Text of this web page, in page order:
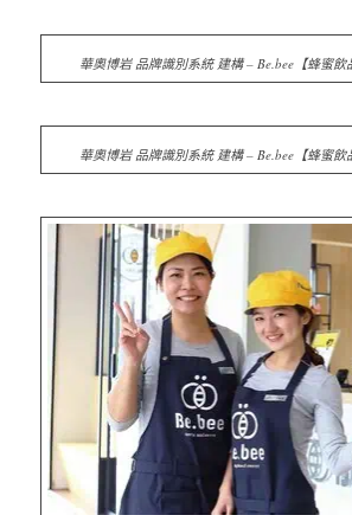
華奧博岩 品牌識別系統 建構 – Be.bee【蜂蜜
華奧博岩 品牌識別系統 建構 – Be.bee【蜂蜜